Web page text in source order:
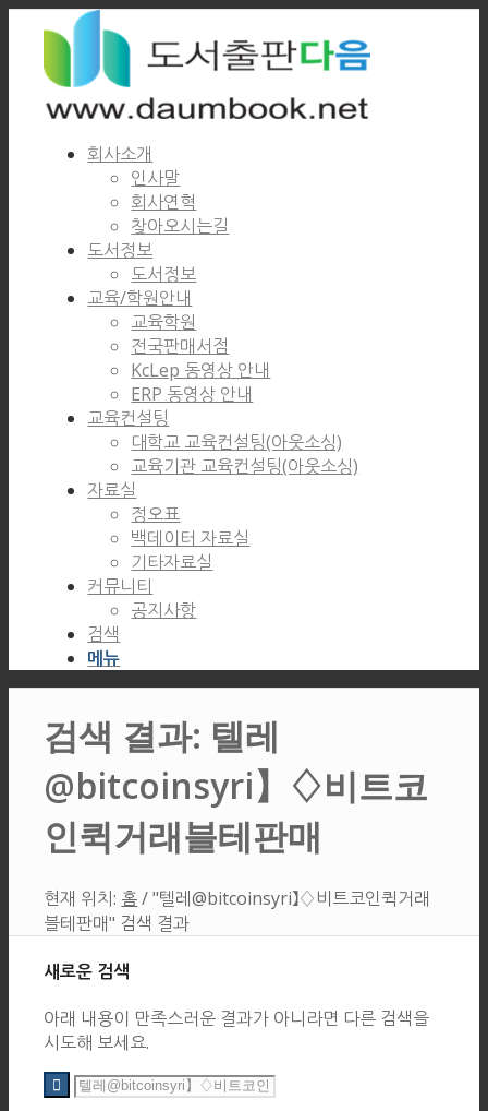
회사소개
인사말
회사연혁
찾아오시는길
도서정보
도서정보
교육/학원안내
교육학원
전국판매서점
KcLep 동영상 안내
ERP 동영상 안내
교육컨설팅
대학교 교육컨설팅(아웃소싱)
교육기관 교육컨설팅(아웃소싱)
자료실
정오표
백데이터 자료실
기타자료실
커뮤니티
공지사항
검색
메뉴
검색 결과: 텔레
@bitcoinsyri】♢비트코
인퀵거래블테판매
현재 위치: 홈 / "텔레@bitcoinsyri】♢비트코인퀵거래
블테판매" 검색 결과
새로운 검색
아래 내용이 만족스러운 결과가 아니라면 다른 검색을
시도해 보세요.